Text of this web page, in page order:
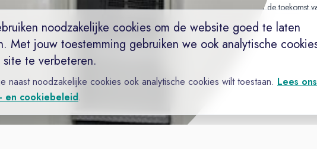
werkgever is voor wie wil bijdragen aan de toekomst
noodzakelijke cookies om de website goed te laten
Met jouw toestemming gebruiken we ook analytische
te verbeteren.
naast noodzakelijke cookies ook analytische cookies wilt toestaan. Lees ons
en cookiebeleid.